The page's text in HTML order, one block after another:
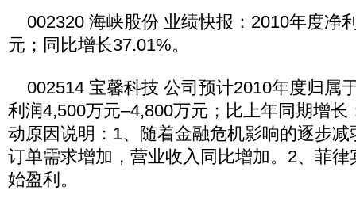
002320 海峡股份 业绩快报：2010年度净
元；同比增长37.01%。
002514 宝馨科技 公司预计2010年度归属
利润4,500万元–4,800万元；比上年同期增长
动原因说明：1、随着金融危机影响的逐步
订单需求增加，营业收入同比增加。2、菲
始盈利。